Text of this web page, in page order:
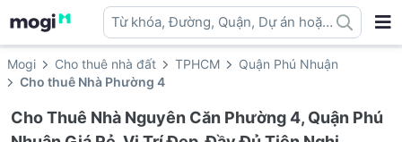
Từ khóa, Đường, Quận, Dự án hoặc
địa danh ...
Mogi Cho thuê nhà đất TPHCM
Quận Phú Nhuận
Cho thuê Nhà Phường 4
Cho Thuê Nhà Nguyên Căn Phường 4, Quận Phú